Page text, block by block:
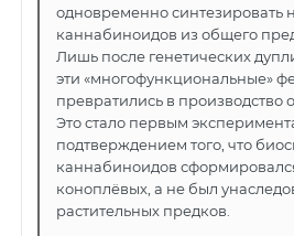
одновременно синтезировать
каннабиноидов из общего
Лишь после генетических
эти «многофункциональные»
превратились в производство
Это стало первым
подтверждением того, что
каннабиноидов
коноплёвых, а не был
растительных предков.